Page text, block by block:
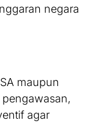
negara
maupun
agar